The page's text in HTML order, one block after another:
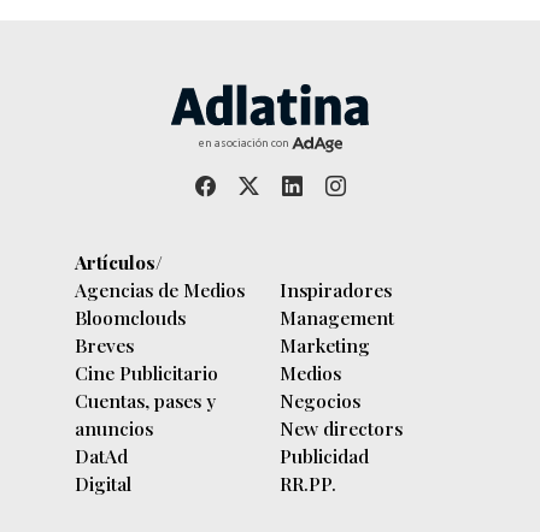
en asociación con
Artículos/
Agencias de Medios
Bloomclouds
Breves
Cine Publicitario
Cuentas, pases y
anuncios
DatAd
Digital
Inspiradores
Management
Marketing
Medios
Negocios
New directors
Publicidad
RR.PP.